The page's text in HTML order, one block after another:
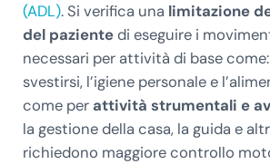
(ADL). Si verifica una limitazione
del pazientedi eseguire i
necessari per attività di base
svestirsi, l’igiene personale e
come per attività strumentali e
la gestione della casa, la guida e
richiedono maggiore controllo